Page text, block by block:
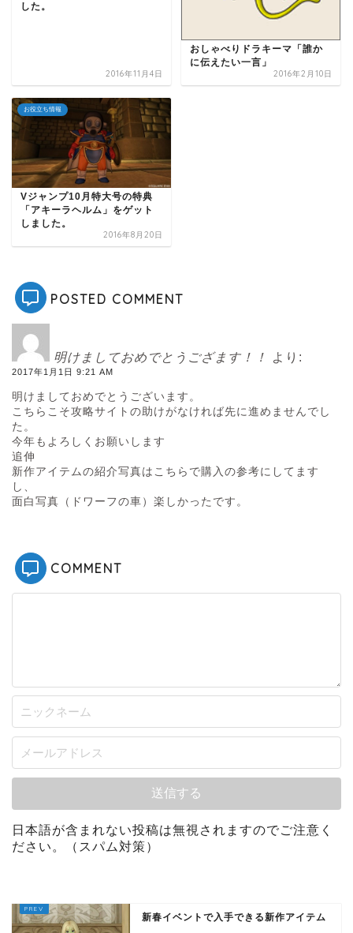
した。
2016年11月4日
おしゃべりドラキーマ「誰か
に伝えたい一言」
2016年2月10日
お役立ち情報
Vジャンプ10月特大号の特典
「アキーラヘルム」をゲット
しました。
2016年8月20日
POSTED COMMENT
明けましておめでとうござます！！ より:
2017年1月1日 9:21 AM
明けましておめでとうございます。
こちらこそ攻略サイトの助けがなければ先に進めませんでし
た。
今年もよろしくお願いします
追伸
新作アイテムの紹介写真はこちらで購入の参考にしてます
し、
面白写真（ドワーフの車）楽しかったです。
COMMENT
日本語が含まれない投稿は無視されますのでご注意く
ださい。（スパム対策）
新春イベントで入手できる新作アイテム